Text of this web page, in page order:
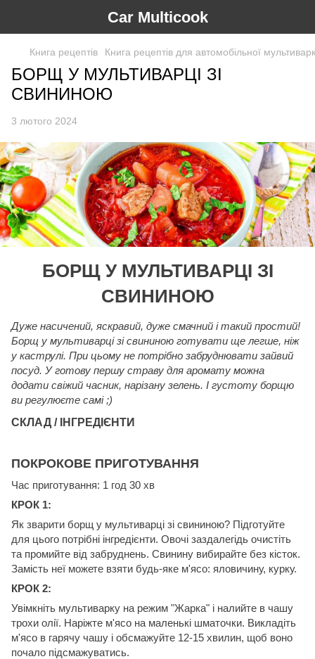
Car Multicook
Книга рецептів Книга рецептів для автомобільної
БОРЩ У МУЛЬТИВАРЦІ ЗІ
СВИНИНОЮ
3 лютого 2024
БОРЩ У МУЛЬТИВАРЦІ ЗІ
СВИНИНОЮ
Дуже насичений, яскравий, дуже смачний і такий простий!
Борщ у мультиварці зі свининою готувати ще легше, ніж
у каструлі. При цьому не потрібно забруднювати зайвий
посуд. У готову першу страву для аромату можна
додати свіжий часник, нарізану зелень. І густоту борщю
ви регулюєте самі ;)
СКЛАД / ІНГРЕДІЄНТИ
ПОКРОКОВЕ ПРИГОТУВАННЯ
Час приготування: 1 год 30 хв
КРОК 1:
Як зварити борщ у мультиварці зі свининою? Підготуйте
для цього потрібні інгредієнти. Овочі заздалегідь очистіть
та промийте від забруднень. Свинину вибирайте без кісток.
Замість неї можете взяти будь-яке м'ясо: яловичину, курку.
КРОК 2:
Увімкніть мультиварку на режим "Жарка" і налийте в чашу
трохи олії. Наріжте м'ясо на маленькі шматочки. Викладіть
м'ясо в гарячу чашу і обсмажуйте 12-15 хвилин, щоб воно
почало підсмажуватись.